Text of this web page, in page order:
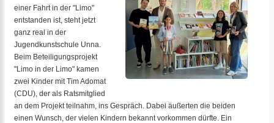
einer Fahrt in der "Limo"
entstanden ist, steht jetzt
ganz real in der
Jugendkunstschule Unna.
Beim Beteiligungsprojekt
"Limo in der Limo" kamen
zwei Kinder mit Tim Adomat
(CDU), der als Ratsmitglied
an dem Projekt teilnahm, ins Gespräch. Dabei äußerten die beiden
einen Wunsch, der vielen Kindern bekannt vorkommen dürfte. Ein